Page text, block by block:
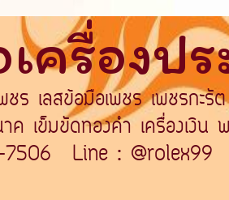
ครื่องป
ร เลสข้อมือเพชร เพชรกะ
ค เข็มขัดทองคำ เครื่องเงิ
Line : @rolex99